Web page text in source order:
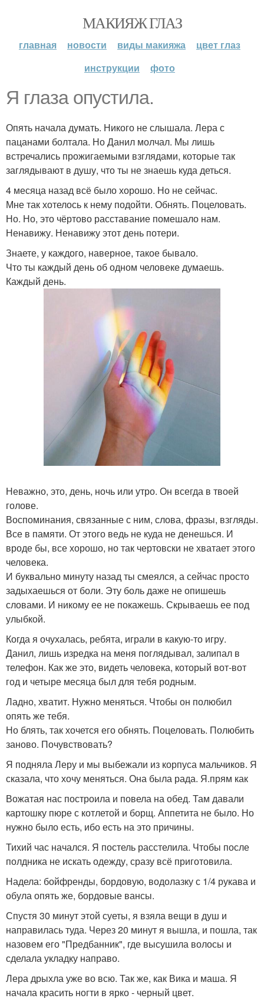
МАКИЯЖ ГЛАЗ
главная новости виды макияжа
цвет глаз
инструкции
фото
Я глаза опустила.
Опять начала думать. Никого не слышала. Лера с
пацанами болтала. Но Данил молчал. Мы лишь
встречались прожигаемыми взглядами, которые так
заглядывают в душу, что ты не знаешь куда деться.
4 месяца назад всё было хорошо. Но не сейчас.
Мне так хотелось к нему подойти. Обнять. Поцеловать.
Но. Но, это чёртово расставание помешало нам.
Ненавижу. Ненавижу этот день потери.
Знаете, у каждого, наверное, такое бывало.
Что ты каждый день об одном человеке думаешь.
Каждый день.
Неважно, это, день, ночь или утро. Он всегда в твоей
голове.
Воспоминания, связанные с ним, слова, фразы, взгляды.
Все в памяти. От этого ведь не куда не денешься. И
вроде бы, все хорошо, но так чертовски не хватает этого
человека.
И буквально минуту назад ты смеялся, а сейчас просто
задыхаешься от боли. Эту боль даже не опишешь
словами. И никому ее не покажешь. Скрываешь ее под
улыбкой.
Когда я очухалась, ребята, играли в какую-то игру.
Данил, лишь изредка на меня поглядывал, залипал в
телефон. Как же это, видеть человека, который вот-вот
год и четыре месяца был для тебя родным.
Ладно, хватит. Нужно меняться. Чтобы он полюбил
опять же тебя.
Но блять, так хочется его обнять. Поцеловать. Полюбить
заново. Почувствовать?
Я подняла Леру и мы выбежали из корпуса мальчиков. Я
сказала, что хочу меняться. Она была рада. Я.прям как
Вожатая нас построила и повела на обед. Там давали
картошку пюре с котлетой и борщ. Аппетита не было. Но
нужно было есть, ибо есть на это причины.
Тихий час начался. Я постель расстелила. Чтобы после
полдника не искать одежду, сразу всё приготовила.
Надела: бойфренды, бордовую, водолазку с 1/4 рукава и
обула опять же, бордовые вансы.
Спустя 30 минут этой суеты, я взяла вещи в душ и
направилась туда. Через 20 минут я вышла, и пошла, так
назовем его "Предбанник", где высушила волосы и
сделала укладку направо.
Лера дрыхла уже во всю. Так же, как Вика и маша. Я
начала красить ногти в ярко - черный цвет.